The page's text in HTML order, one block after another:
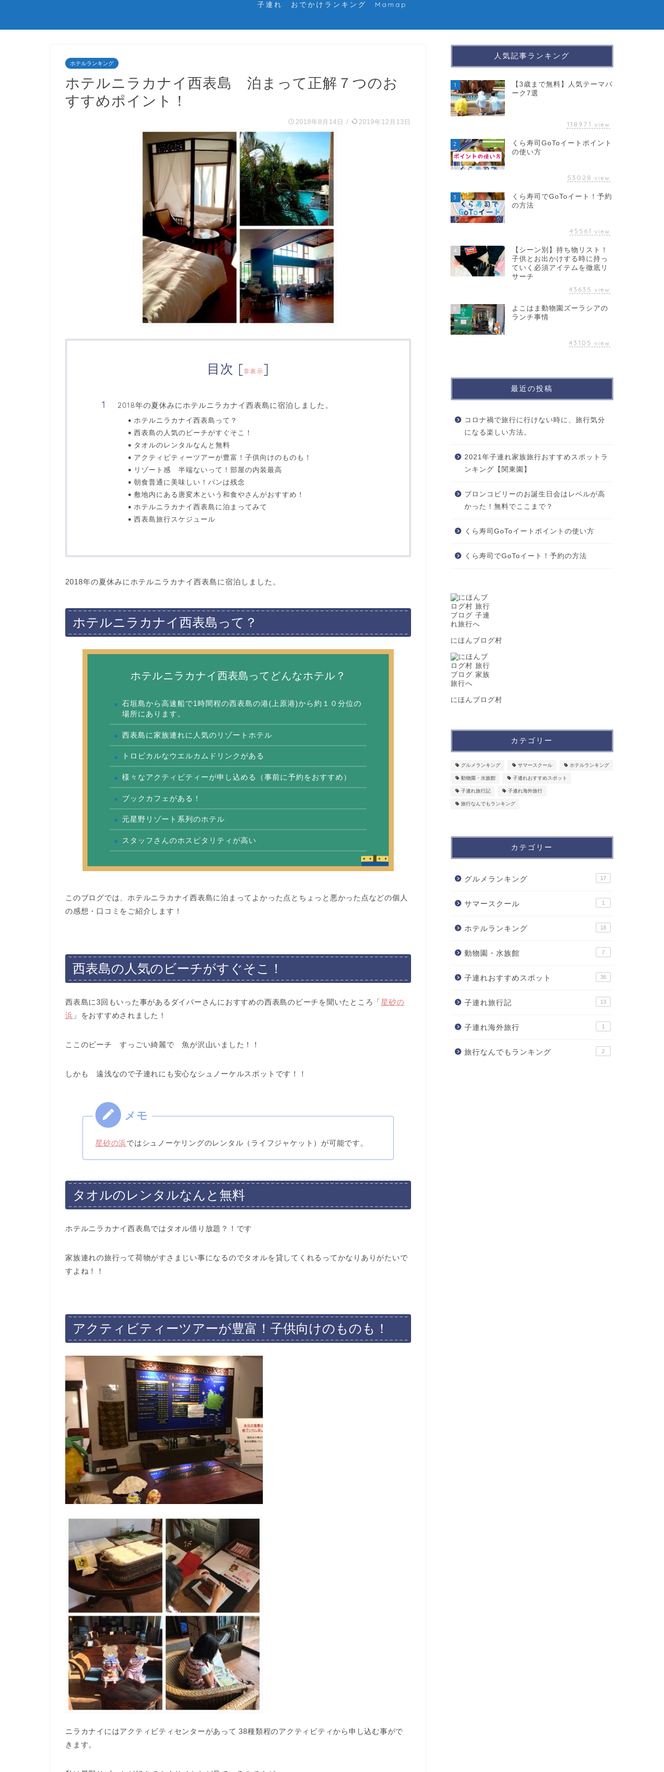
子連れ おでかけランキング Mamap
ホテルランキング
ホテルニラカナイ西表島 泊まって正解７つのお
すすめポイント！
2018年8月14日 / 2019年12月13日
目次 [非表示]
2018年の夏休みにホテルニラカナイ西表島に宿泊しました。
ホテルニラカナイ西表島って？
西表島の人気のビーチがすぐそこ！
タオルのレンタルなんと無料
アクティビティーツアーが豊富！子供向けのものも！
リゾート感 半端ないって！部屋の内装最高
朝食普通に美味しい！パンは残念
敷地内にある唐変木という和食やさんがおすすめ！
ホテルニラカナイ西表島に泊まってみて
西表島旅行スケジュール
2018年の夏休みにホテルニラカナイ西表島に宿泊しました。
ホテルニラカナイ西表島って？
ホテルニラカナイ西表島ってどんなホテル？
石垣島から高速船で1時間程の西表島の港(上原港)から約１０分位の
場所にあります。
西表島に家族連れに人気のリゾートホテル
トロピカルなウエルカムドリンクがある
様々なアクティビティーが申し込める（事前に予約をおすすめ）
ブックカフェがある！
元星野リゾート系列のホテル
スタッフさんのホスピタリティが高い
このブログでは、ホテルニラカナイ西表島に泊まってよかった点とちょっと悪かった点などの個人
の感想・口コミをご紹介します！
西表島の人気のビーチがすぐそこ！
西表島に3回もいった事があるダイバーさんにおすすめの西表島のビーチを聞いたところ「星砂の
浜 」をおすすめされました！
ここのビーチ すっごい綺麗で 魚が沢山いました！！
しかも 遠浅なので子連れにも安心なシュノーケルスポットです！！
星砂の浜ではシュノーケリングのレンタル（ライフジャケット）が可能です。
タオルのレンタルなんと無料
ホテルニラカナイ西表島ではタオル借り放題？！です
家族連れの旅行って荷物がすさまじい事になるのでタオルを貸してくれるってかなりありがたいで
すよね！！
アクティビティーツアーが豊富！子供向けのものも！
ニラカナイにはアクティビティセンターがあって 38種類程のアクティビティから申し込む事がで
きます。
人気記事ランキング
1
【3歳まで無料】人気テーマパ
ーク7選
118971 view
2
くら寿司GoToイートポイント
の使い方
53028 view
3
くら寿司でGoToイート！予約
の方法
45561 view
4
【シーン別】持ち物リスト！
子供とお出かけする時に持っ
ていく必須アイテムを徹底リ
サーチ
43635 view
5
よこはま動物園ズーラシアの
ランチ事情
43105 view
最近の投稿
コロナ禍で旅行に行けない時に、旅行気分
になる楽しい方法。
2021年子連れ家族旅行おすすめスポットラ
ンキング【関東園】
ブロンコビリーのお誕生日会はレベルが高
かった！無料でここまで？
くら寿司GoToイートポイントの使い方
くら寿司でGoToイート！予約の方法
にほんブログ村
にほんブログ村
カテゴリー
グルメランキング サマースクール ホテルランキング
動物園・水族館 子連れおすすめスポット
子連れ旅行記 子連れ海外旅行
旅行なんでもランキング
カテゴリー
グルメランキング 17
サマースクール 1
ホテルランキング 18
動物園・水族館 7
子連れおすすめスポット 36
子連れ旅行記 13
子連れ海外旅行 1
旅行なんでもランキング 2